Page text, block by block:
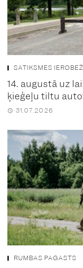
SATIKSMES
14. augustā uz
ķieģeļu tiltu
31.07.2026
RUMBAS PAGASTS